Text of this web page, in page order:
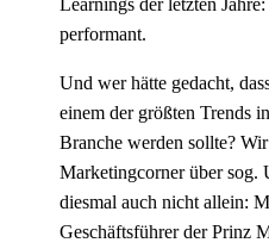
performant.
Und wer hätte gedacht,
einem der größten Trends
Branche werden sollte?
Marketingcorner über
diesmal auch nicht allein:
Geschäftsführer der Prinz